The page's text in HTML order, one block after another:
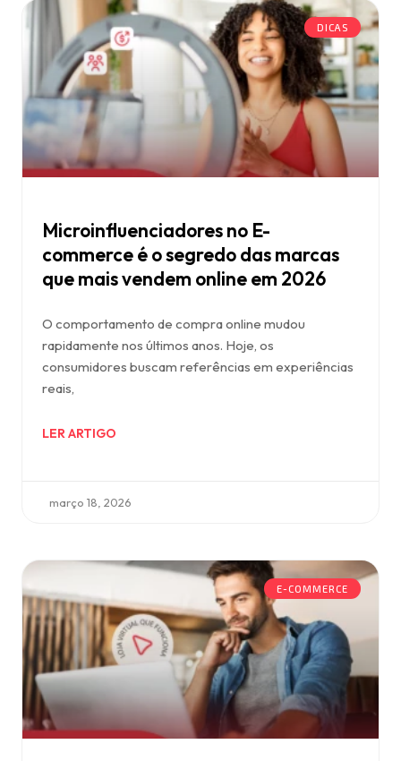
DICAS
Microinfluenciadores no E-
commerce é o segredo das marcas
que mais vendem online em 2026
O comportamento de compra online mudou
rapidamente nos últimos anos. Hoje, os
consumidores buscam referências em experiências
reais,
LER ARTIGO
março 18, 2026
E-COMMERCE